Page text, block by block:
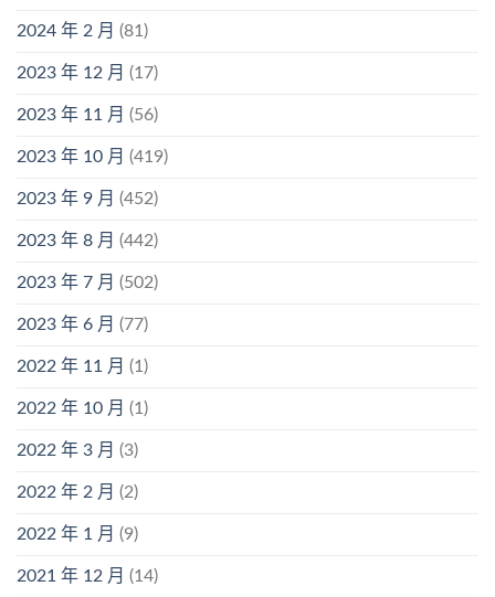
2024 年 2 月 (81)
2023 年 12 月 (17)
2023 年 11 月 (56)
2023 年 10 月 (419)
2023 年 9 月 (452)
2023 年 8 月 (442)
2023 年 7 月 (502)
2023 年 6 月 (77)
2022 年 11 月 (1)
2022 年 10 月 (1)
2022 年 3 月 (3)
2022 年 2 月 (2)
2022 年 1 月 (9)
2021 年 12 月 (14)